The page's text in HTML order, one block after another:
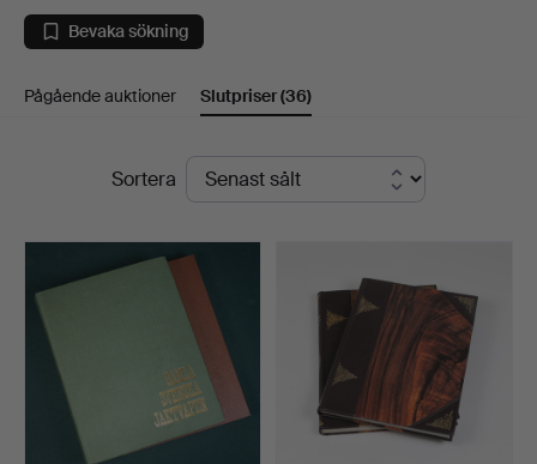
&
Handskrifter
Mauritz
Widforss
Bevaka sökning
Pågående auktioner Slutpriser(36)
SlutpriserSortera